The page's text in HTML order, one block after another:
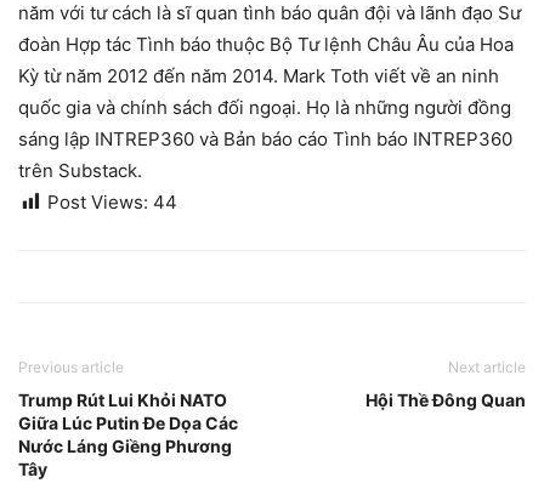
năm với tư cách là sĩ quan tình báo quân đội và lãnh đạo Sư
đoàn Hợp tác Tình báo thuộc Bộ Tư lệnh Châu Âu của Hoa
Kỳ từ năm 2012 đến năm 2014. Mark Toth viết về an ninh
quốc gia và chính sách đối ngoại. Họ là những người đồng
sáng lập INTREP360 và Bản báo cáo Tình báo INTREP360
trên Substack.
Post Views: 44
Previous article
Trump Rút Lui Khỏi NATO
Giữa Lúc Putin Đe Dọa Các
Nước Láng Giềng Phương
Tây
Next article
Hội Thề Đông Quan